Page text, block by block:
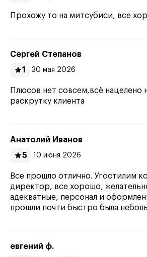
Прохожу то на митсубиси, все
Сергей Степанов
1
30 мая 2026
Плюсов нет совсем,всё нацелено
раскрутку клиента
Анатолий Иванов
5
10 июня 2026
Все прошло отлично. Угостилим
директор, все хорошо,
адекватные, персонал и
прошли почти быстро была
евгений ф.